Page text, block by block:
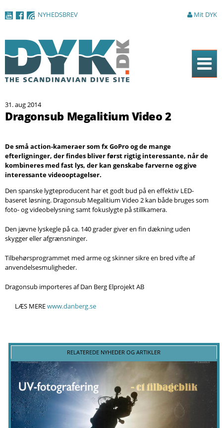
NYHEDSBREV Mit DYK
Magasinet
Artikler
DYK Guiden
Shop
Om DYK
Søg
31. aug 2014
Dragonsub Megalitium Video 2
De små action-kameraer som fx GoPro og de mange
efterligninger, der findes bliver først rigtig interessante, når de
kombineres med fast lys, der kan genskabe farverne og give
interessante videooptagelser.
Den spanske lygteproducent har et godt bud på en effektiv LED-
baseret løsning. Dragonsub Megalitium Video 2 kan både bruges som
foto- og videobelysning samt fokuslygte på stillkamera.
Den jævne lyskegle på ca. 140 grader giver en fin dækning uden
skygger eller afgrænsninger.
Tilbehørsprogrammet med arme og skinner sikre en bred vifte af
anvendelsesmuligheder.
Dragonsub importeres af Dan Berg Elprojekt AB
LÆS MEREwww.danberg.se
RELATEREDE NYHEDER OG ARTIKLER